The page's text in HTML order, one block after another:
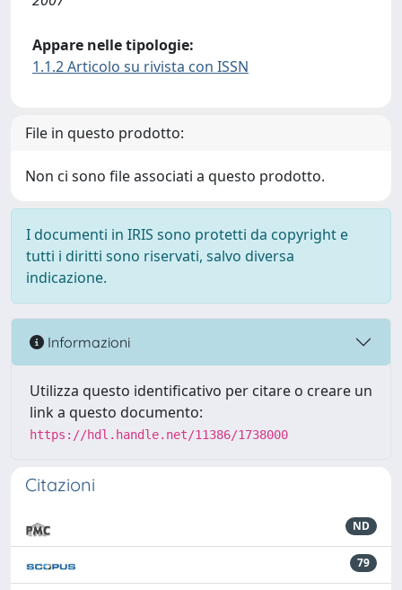
Appare nelle tipologie:
1.1.2 Articolo su rivista con ISSN
File in questo prodotto:
Non ci sono file associati a questo prodotto.
I documenti in IRIS sono protetti da copyright e
tutti i diritti sono riservati, salvo diversa
indicazione.
Informazioni
Utilizza questo identificativo per citare o creare un
link a questo documento:
https://hdl.handle.net/11386/1738000
Citazioni
ND
79